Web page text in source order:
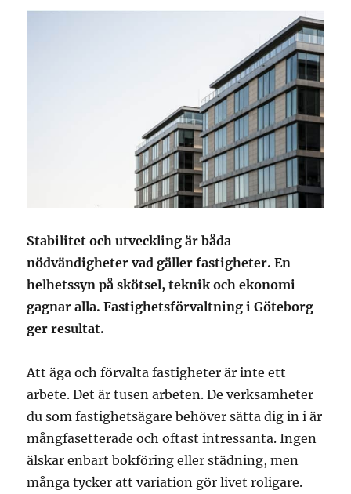
Stabilitet och utveckling är båda
nödvändigheter vad gäller fastigheter. En
helhetssyn på skötsel, teknik och ekonomi
gagnar alla. Fastighetsförvaltning i Göteborg
ger resultat.
Att äga och förvalta fastigheter är inte ett
arbete. Det är tusen arbeten. De verksamheter
du som fastighetsägare behöver sätta dig in i är
mångfasetterade och oftast intressanta. Ingen
älskar enbart bokföring eller städning, men
många tycker att variation gör livet roligare.